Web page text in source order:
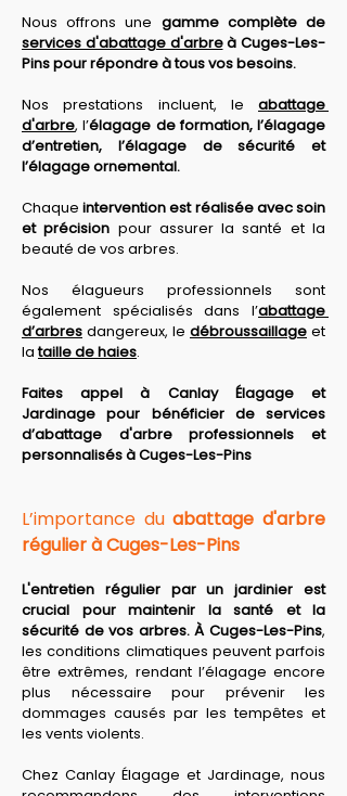
Nous offrons une
services d'abattage d'arbre à Cuges-Les-
Pins pour répondre à tous vos besoins.
Nos prestations incluent, le abattage
d'arbre, l’élagage de formation, l’élagage
d’entretien, l’élagage de sécurité et
l’élagage ornemental.
Chaque intervention est réalisée avec soin
et précision pour assurer la santé et la
beauté de vos arbres.
Nos élagueurs professionnels sont
également spécialisés dans l’abattage
d’arbres dangereux, le débroussaillage et
la taille de haies.
Faites appel à Canlay Élagage et
Jardinage pour bénéficier de services
d’abattage d'arbre professionnels et
personnalisés à Cuges-Les-Pins
L’importance du abattage d'arbre
régulier à Cuges-Les-Pins
L'entretien régulier par un jardinier est
crucial pour maintenir la santé et la
sécurité de vos arbres. À Cuges-Les-Pins,
les conditions climatiques peuvent parfois
être extrêmes, rendant l’élagage encore
plus nécessaire pour prévenir les
dommages causés par les tempêtes et
les vents violents.
Chez Canlay Élagage et Jardinage, nous